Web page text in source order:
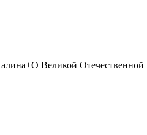
Великой Отечественной